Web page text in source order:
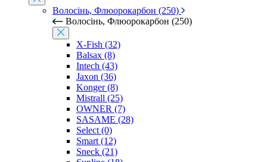
Волосінь, Флюорокарбон (250)
Волосінь, Флюорокарбон (250)
X-Fish (32)
Balsax (8)
Intech (43)
Jaxon (36)
Konger (8)
Mistrall (25)
OWNER (7)
SASAME (28)
Select (0)
Smart (12)
Sneck (21)